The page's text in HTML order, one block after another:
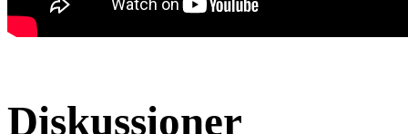
Diskussioner